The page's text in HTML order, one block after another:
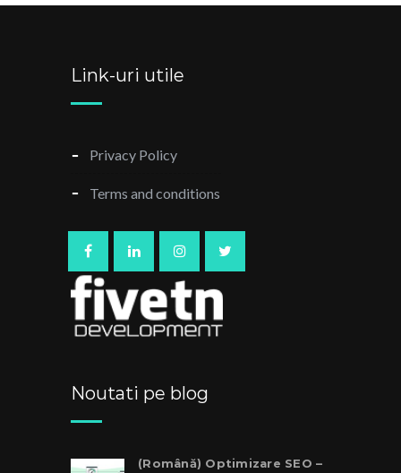
Link-uri utile
Privacy Policy
Terms and conditions
Noutati pe blog
(Română) Optimizare SEO –